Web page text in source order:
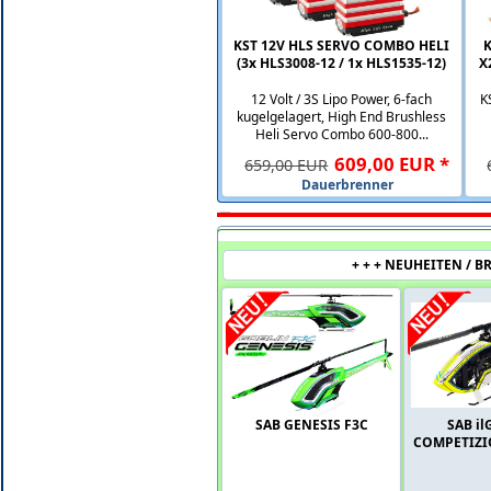
KST 12V HLS SERVO COMBO HELI
(3x HLS3008-12 / 1x HLS1535-12)
12 Volt / 3S Lipo Power, 6-fach
kugelgelagert, High End Brushless
Heli Servo Combo 600-800...
659,00 EUR 609,00 EUR*
Dauerbrenner
+ + + NEUHEITEN /
SAB GENESIS F3C
SAB